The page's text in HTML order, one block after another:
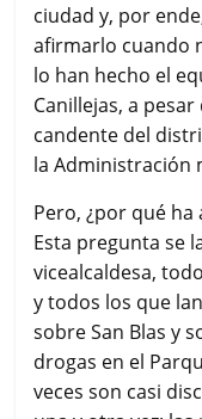
ciudad y, por
afirmarlo cuando
lo han hecho el
Canillejas, a
candente del
la Administración
Pero, ¿por qué
Esta pregunta se
vicealcaldesa,
y todos los que
sobre San Blas y
drogas en el
veces son casi